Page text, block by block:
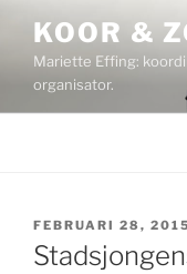
inhoud
KOOR &
Mariette Effing:
organisator.
GEPLAATST
OP
FEBRUARI 28, 2015